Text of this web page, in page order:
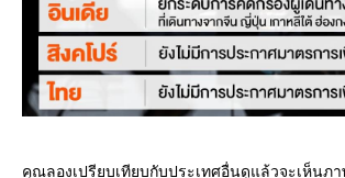
คุณลองเปรียบเทียบกับประเทศอื่นดูแล้วจะเห็นภา